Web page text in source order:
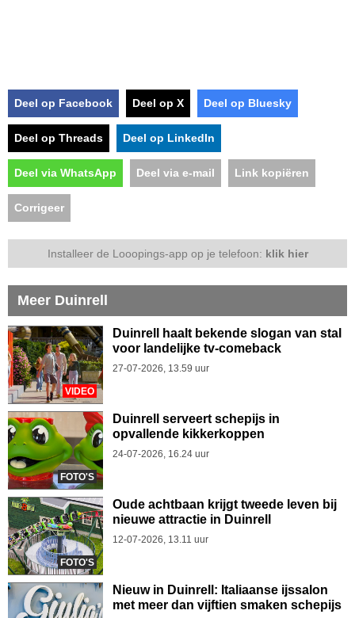
Deel op Facebook Deel op X Deel op Bluesky
Deel op Threads Deel op LinkedIn
Deel via WhatsApp Deel via e-mail Link kopiëren
Corrigeer
Installeer de Looopings-app op je telefoon: klik hier
Meer Duinrell
VIDEO
Duinrell haalt bekende slogan van stal
voor landelijke tv-comeback
27-07-2026, 13.59 uur
FOTO'S
Duinrell serveert schepijs in
opvallende kikkerkoppen
24-07-2026, 16.24 uur
FOTO'S
Oude achtbaan krijgt tweede leven bij
nieuwe attractie in Duinrell
12-07-2026, 13.11 uur
Nieuw in Duinrell: Italiaanse ijssalon
met meer dan vijftien smaken schepijs